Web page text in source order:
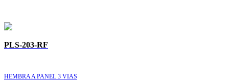
PLS-203-RF
HEMBRA A PANEL 3 VIAS